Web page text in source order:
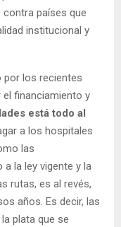
países que
institucional y
por los recientes
el financiamiento y
está todo al
a los hospitales
las
a la ley vigente y la
rutas, es al revés,
años. Es decir, las
plata que se